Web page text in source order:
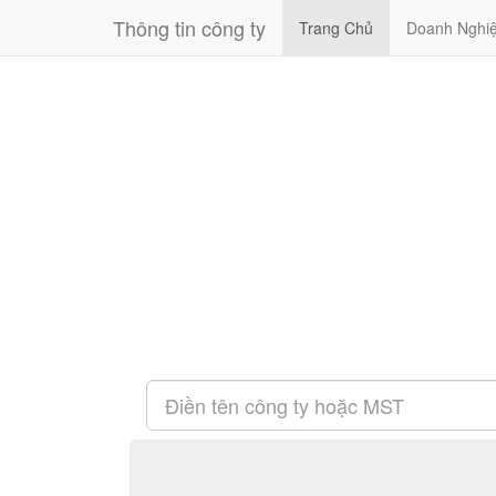
Thông tin công ty Trang Chủ Doanh